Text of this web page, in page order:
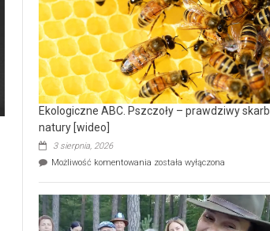
dofinansowaniem
ponad
15,6
mln
na
modernizację
oczyszczalni
ścieków
[wideo]
Ekologiczne ABC. Pszczoły – prawdziwy skarb
natury [wideo]
3 sierpnia, 2026
Możliwość komentowania Ekologiczne
–
prawdziwy
skarb
została wyłączona